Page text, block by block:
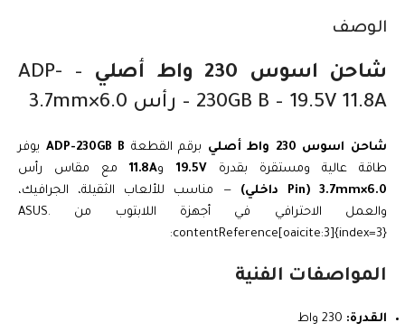
الوصف
شاحن اسوس 230 واط أصلي
– ADP-
230GB B – 19.5V 11.8A – رأس 6.0×3.7mm
شاحن اسوس 230 واط أصلي برقم القطعة ADP-230GB B يوفر
طاقة عالية ومستقرة بقدرة 19.5Vو11.8Aمع مقاس رأس
6.0×3.7mm (Pin داخلي)
— مناسب للألعاب الثقيلة، الجرافيك،
والعمل الاحترافي في أجهزة اللابتوب من ASUS.
:contentReference[oaicite:3]{index=3}
المواصفات الفنية
القدرة: